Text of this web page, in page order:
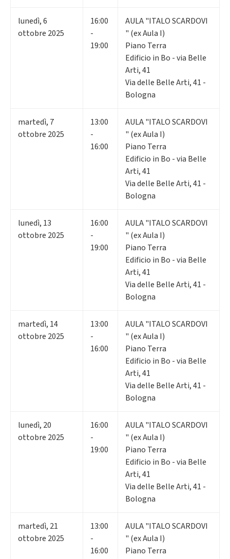
lunedì,6
ottobre 2025
16:00
-
19:00
AULA "ITALO SCARDOVI
" (ex Aula I)
Piano Terra
Edificio in Bo - via Belle
Arti, 41
Via delle Belle Arti, 41 -
Bologna
martedì, 7
ottobre 2025
13:00
-
16:00
AULA "ITALO SCARDOVI
" (ex Aula I)
Piano Terra
Edificio in Bo - via Belle
Arti, 41
Via delle Belle Arti, 41 -
Bologna
lunedì, 13
ottobre 2025
16:00
-
19:00
AULA "ITALO SCARDOVI
" (ex Aula I)
Piano Terra
Edificio in Bo - via Belle
Arti, 41
Via delle Belle Arti, 41 -
Bologna
martedì, 14
ottobre 2025
13:00
-
16:00
AULA "ITALO SCARDOVI
" (ex Aula I)
Piano Terra
Edificio in Bo - via Belle
Arti, 41
Via delle Belle Arti, 41 -
Bologna
lunedì, 20
ottobre 2025
16:00
-
19:00
AULA "ITALO SCARDOVI
" (ex Aula I)
Piano Terra
Edificio in Bo - via Belle
Arti, 41
Via delle Belle Arti, 41 -
Bologna
martedì, 21
ottobre 2025
13:00
-
16:00
AULA "ITALO SCARDOVI
" (ex Aula I)
Piano Terra